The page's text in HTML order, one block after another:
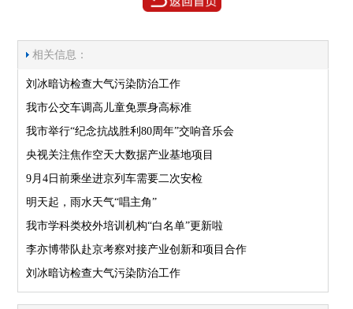
相关信息：
刘冰暗访检查大气污染防治工作
我市公交车调高儿童免票身高标准
我市举行“纪念抗战胜利80周年”交响音乐会
央视关注焦作空天大数据产业基地项目
9月4日前乘坐进京列车需要二次安检
明天起，雨水天气“唱主角”
我市学科类校外培训机构“白名单”更新啦
李亦博带队赴京考察对接产业创新和项目合作
刘冰暗访检查大气污染防治工作